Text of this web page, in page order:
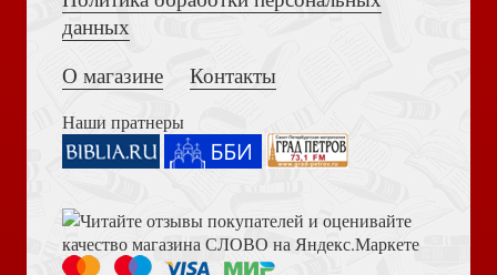
Исход. Развивающее пособие для детей. Кн. 2
Необузданное сердце: Постигая тайны мужской души
е изд., перераб., и доп., синий бумвинил)
данных
О магазине
Контакты
Наши пратнеры